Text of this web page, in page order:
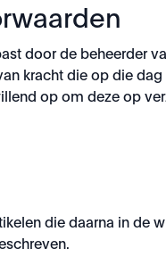
door de beheerder
kracht die op die
op om deze op
die daarna in de